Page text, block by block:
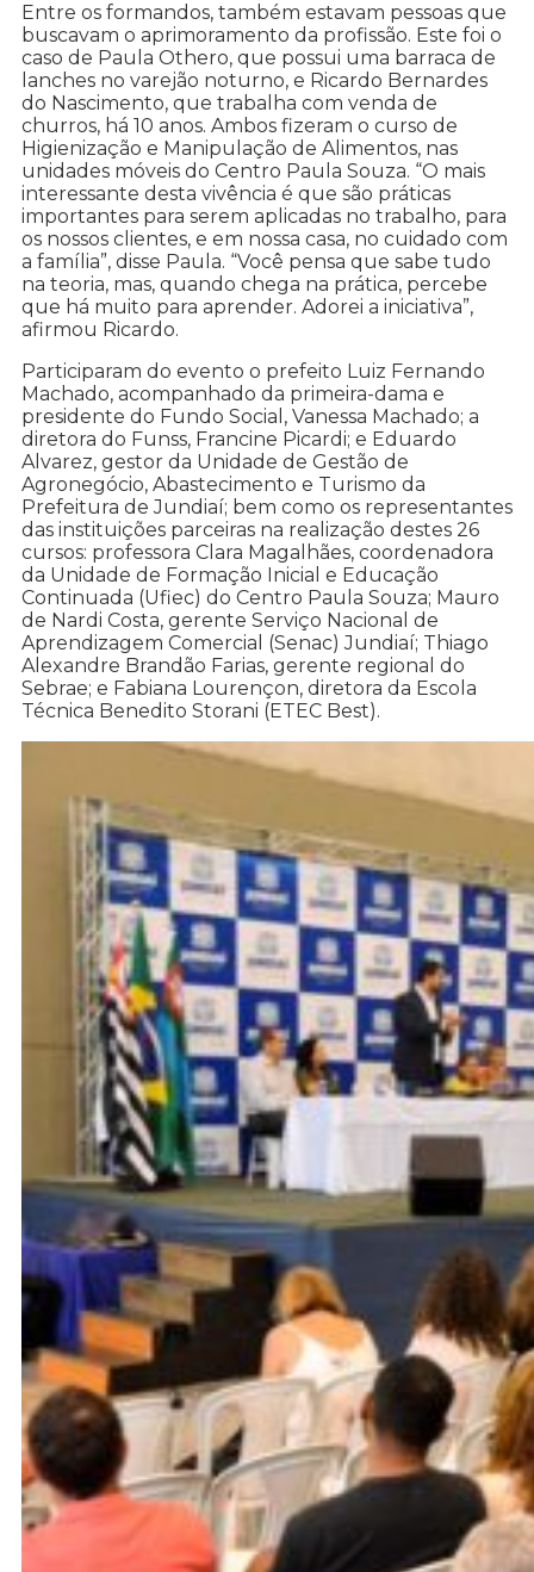
Entre os formandos, também estavam pessoas que
buscavam o aprimoramento da profissão. Este foi o
caso de Paula Othero, que possui uma barraca de
lanches no varejão noturno, e Ricardo Bernardes
do Nascimento, que trabalha com venda de
churros, há 10 anos. Ambos fizeram o curso de
Higienização e Manipulação de Alimentos, nas
unidades móveis do Centro Paula Souza. “O mais
interessante desta vivência é que são práticas
importantes para serem aplicadas no trabalho, para
os nossos clientes, e em nossa casa, no cuidado com
a família”, disse Paula. “Você pensa que sabe tudo
na teoria, mas, quando chega na prática, percebe
que há muito para aprender. Adorei a iniciativa”,
afirmou Ricardo.
Participaram do evento o prefeito Luiz Fernando
Machado, acompanhado da primeira-dama e
presidente do Fundo Social, Vanessa Machado; a
diretora do Funss, Francine Picardi; e Eduardo
Alvarez, gestor da Unidade de Gestão de
Agronegócio, Abastecimento e Turismo da
Prefeitura de Jundiaí; bem como os representantes
das instituições parceiras na realização destes 26
cursos: professora Clara Magalhães, coordenadora
da Unidade de Formação Inicial e Educação
Continuada (Ufiec) do Centro Paula Souza; Mauro
de Nardi Costa, gerente Serviço Nacional de
Aprendizagem Comercial (Senac) Jundiaí; Thiago
Alexandre Brandão Farias, gerente regional do
Sebrae; e Fabiana Lourençon, diretora da Escola
Técnica Benedito Storani (ETEC Best).